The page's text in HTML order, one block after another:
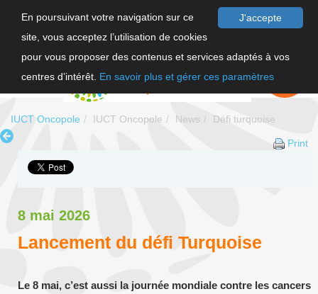
J'accepte
En poursuivant votre navigation sur ce
site, vous acceptez l’utilisation de cookies
pour vous proposer des contenus et services adaptés à vos
centres d’intérêt. En savoir plus et gérer ces paramètres
FAIRE UN
DON
IUCT Oncopole IUCT Oncopole News Défi turquoise
Print
8 mai 2026
Lancement du défi Turquoise
Le 8 mai, c’est aussi la journée mondiale contre les cancers